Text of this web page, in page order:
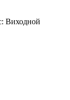
Виходной